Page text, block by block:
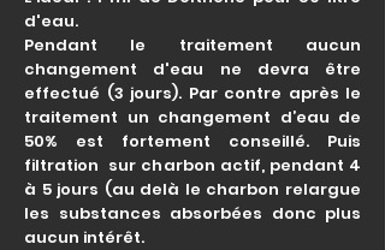
d'eau.
Pendant le traitement aucun
changement d'eau ne devra être
effectué (3 jours). Par contre après le
traitement un changement d’eau de
50% est fortement conseillé. Puis
filtration sur charbon actif, pendant 4
à 5 jours (au delà le charbon relargue
les substances absorbées donc plus
aucun intérêt.